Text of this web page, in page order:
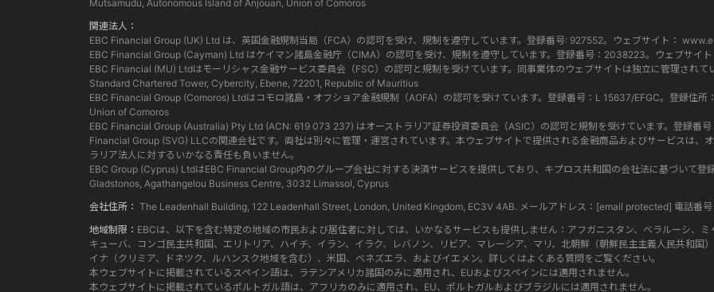
Mutsamudu, Autonomous Island of Anjouan, Union of Comoros
関連法人：
EBC Financial Group (UK) Ltd は、英国金融規制当局（FCA）の認可を受け、規制を遵守しています。登録番号: 927552。ウェブサイト：
EBC Financial Group (Cayman) Ltd はケイマン諸島金融庁（CIMA）の認可を受け、規制を遵守しています。登録番号：2038223。ウェブサイ
EBC Financial (MU) Ltdはモーリシャス金融サービス委員会（FSC）の認可と規制を受けています。同事業体のウェブサイトは独立に管理され
Standard Chartered Tower, Cybercity, Ebene, 72201, Republic of Mauritius
EBC Financial Group (Comoros) Ltdはコモロ諸島・オフショア金融規制（AOFA）の認可を受けています。登録番号：L 15637/EFGC。登録住
Union of Comoros
EBC Financial Group (Australia) Pty Ltd (ACN: 619 073 237) はオーストラリア証券投資委員会（ASIC）の認可と規制を受けています。登録番
Financial Group (SVG) LLCの関連会社です。両社は別々に管理・運営されています。本ウェブサイトで提供される金融商品およびサービスは、
ラリア法人に対するいかなる責任も負いません。
EBC Group (Cyprus) LtdはEBC Financial Group内のグループ会社に対する決済サービスを提供しており、キプロス共和国の会社法に基づいて
Gladstonos, Agathangelou Business Centre, 3032 Limassol, Cyprus
会社住所： The Leadenhall Building, 122 Leadenhall Street, London, United Kingdom, EC3V 4AB. メールアドレス： [email protected] 電話番
地域制限： EBCは、以下を含む特定の地域の市民および居住者に対しては、いかなるサービスも提供しません：アフガニスタン、ベラルーシ、
キューバ、コンゴ民主共和国、エリトリア、ハイチ、イラン、イラク、レバノン、リビア、マレーシア、マリ、北朝鮮（朝鮮民主主義人民共和国
イナ（クリミア、ドネツク、ルハンスク地域を含む）、米国、ベネズエラ、およびイエメン。詳しくはよくある質問をご覧ください。
本ウェブサイトに掲載されているスペイン語は、ラテンアメリカ諸国のみに適用され、EUおよびスペインには適用されません。
本ウェブサイトに掲載されているポルトガル語は、アフリカのみに適用され、EU、ポルトガルおよびブラジルには適用されません。